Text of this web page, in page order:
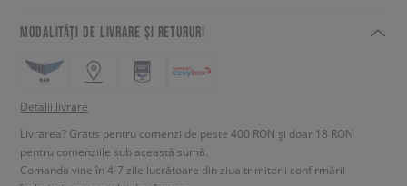
MODALITĂȚI DE LIVRARE ȘI RETURURI
Detalii livrare
Livrarea? Gratis pentru comenzi de peste 400 RON și doar 18 RON
pentru comenziile sub această sumă.
Comanda vine în 4-7 zile lucrătoare din ziua trimiterii confirmării